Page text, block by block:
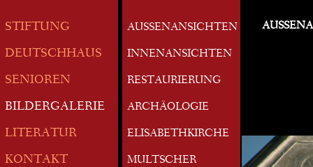
STIFTUNG
DEUTSCHHAUS
SENIOREN
BILDERGALERIE
LITERATUR
KONTAKT
AUSSENANSICHTEN
INNENANSICHTEN
RESTAURIERUNG
ARCHÄOLOGIE
ELISABETHKIRCHE
MULTSCHER